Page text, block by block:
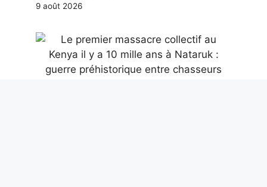
9 août 2026